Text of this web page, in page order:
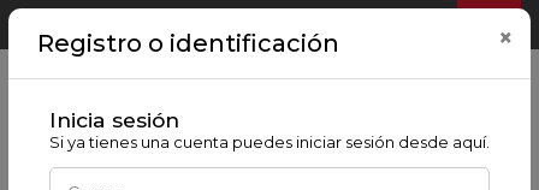
0
Registro o identificación ×
Inicia sesión
Si ya tienes una cuenta puedes iniciar sesión desde aquí.